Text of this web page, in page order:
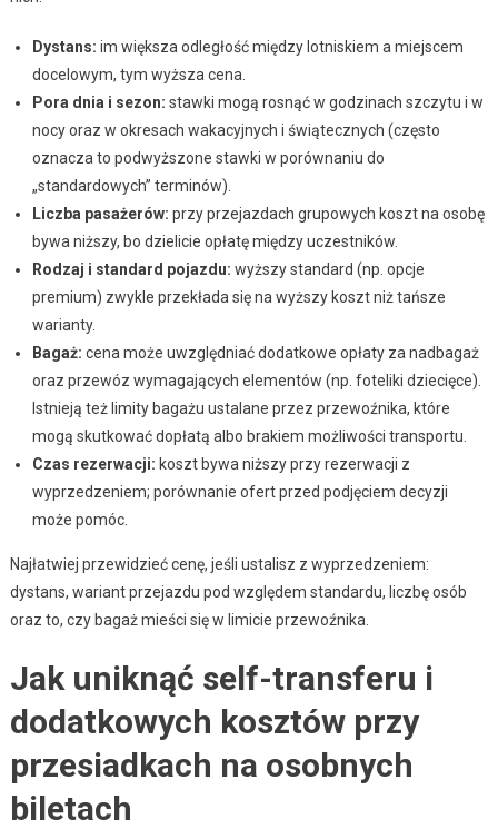
Dystans: im większa odległość między lotniskiem a miejscem
docelowym, tym wyższa cena.
Pora dnia i sezon: stawki mogą rosnąć w godzinach szczytu i w
nocy oraz w okresach wakacyjnych i świątecznych (często
oznacza to podwyższone stawki w porównaniu do
„standardowych” terminów).
Liczba pasażerów: przy przejazdach grupowych koszt na osobę
bywa niższy, bo dzielicie opłatę między uczestników.
Rodzaj i standard pojazdu: wyższy standard (np. opcje
premium) zwykle przekłada się na wyższy koszt niż tańsze
warianty.
Bagaż: cena może uwzględniać dodatkowe opłaty za nadbagaż
oraz przewóz wymagających elementów (np. foteliki dziecięce).
Istnieją też limity bagażu ustalane przez przewoźnika, które
mogą skutkować dopłatą albo brakiem możliwości transportu.
Czas rezerwacji: koszt bywa niższy przy rezerwacji z
wyprzedzeniem; porównanie ofert przed podjęciem decyzji
może pomóc.
Najłatwiej przewidzieć cenę, jeśli ustalisz z wyprzedzeniem:
dystans, wariant przejazdu pod względem standardu, liczbę osób
oraz to, czy bagaż mieści się w limicie przewoźnika.
Jak uniknąć self-transferu i
dodatkowych kosztów przy
przesiadkach na osobnych
biletach